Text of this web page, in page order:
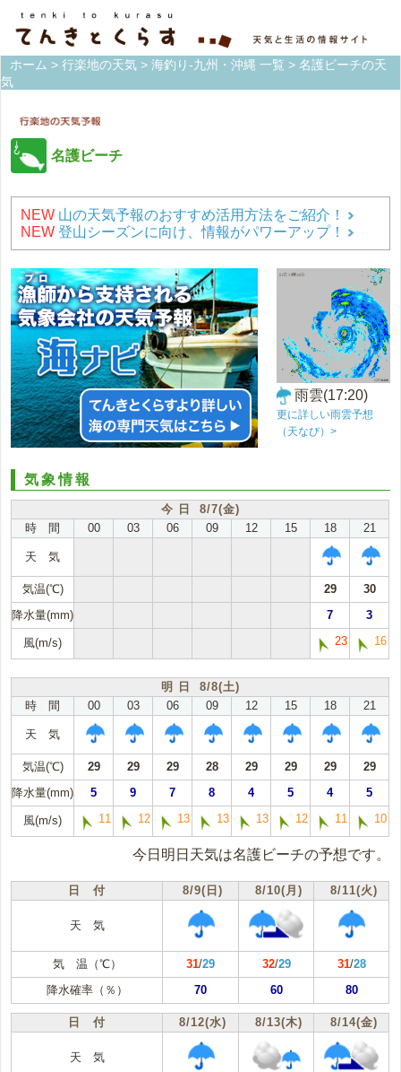
ホーム > 行楽地の天気 > 海釣り-九州・沖縄 一覧 > 名護ビーチの天
気
名護ビーチ
NEW 山の天気予報のおすすめ活用方法をご紹介！
NEW 登山シーズンに向け、情報がパワーアップ！
雨雲(17:20)
更に詳しい雨雲予想
（天なび）>
気象情報
今 日 8/7(金)
時 間
00 03 06 09 12 15 18 21
天 気
気温(℃) 29
30
降水量(mm)
7 3
風(m/s) 23 16
明 日 8/8(土)
時 間
00 03 06 09 12 15 18 21
天 気
気温(℃) 29 29 29 28 29 29 29
29
降水量(mm)
5 9 7 8 4 5 4 5
風(m/s) 11 12 13 13 13 12 11 10
今日明日天気は名護ビーチの予想です。
日 付 8/9(日) 8/10(月) 8/11(火)
天 気
気 温（℃） 31/29 32/29 31/28
降水確率（％）
70 60 80
日 付 8/12(水) 8/13(木) 8/14(金)
天 気